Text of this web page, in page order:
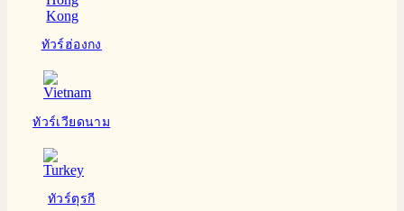
ทัวร์ฮ่องกง
ทัวร์เวียดนาม
ทัวร์ตุรกี